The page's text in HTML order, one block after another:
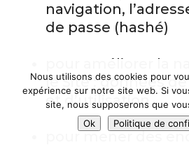
navigation,
de passe (hashé)
pour améliorer la
le Site : données
et d’utilisation
pour mener des
Nous utilisons des cookies pour
expérience sur notre site web. Si
site, nous supposerons que
Ok
Politique de